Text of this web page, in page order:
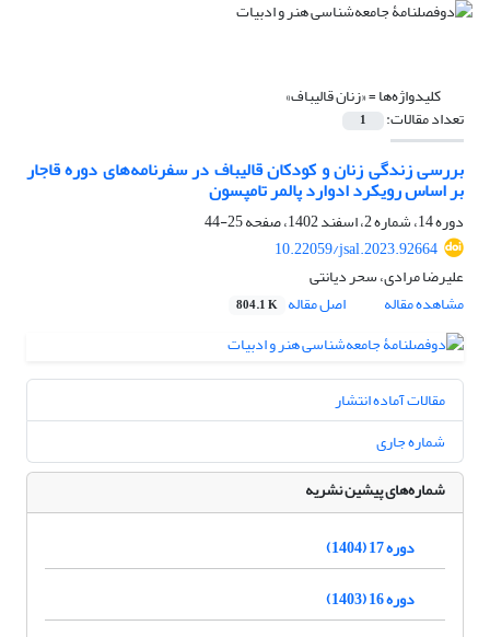
کلیدواژه‌ها =«زنان قالیباف»
تعداد مقالات: 1
بررسی زندگی زنان و کودکان قالیباف در سفرنامه‌های دوره قاجار
بر اساس رویکرد ادوارد پالمر تامپسون
دوره 14، شماره 2، اسفند 1402، صفحه
25-44
10.22059/jsal.2023.92664
علیرضا مرادی، سحر دیانتی
مشاهده مقاله
اصل مقاله 804.1 K
مقالات آماده انتشار
شماره جاری
شماره‌های پیشین نشریه
دوره 17 (1404)
دوره 16 (1403)